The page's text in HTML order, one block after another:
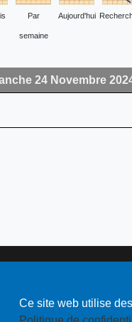
Ce site web utilise
Par
semaine
Aujourd'hui
24 Novembre